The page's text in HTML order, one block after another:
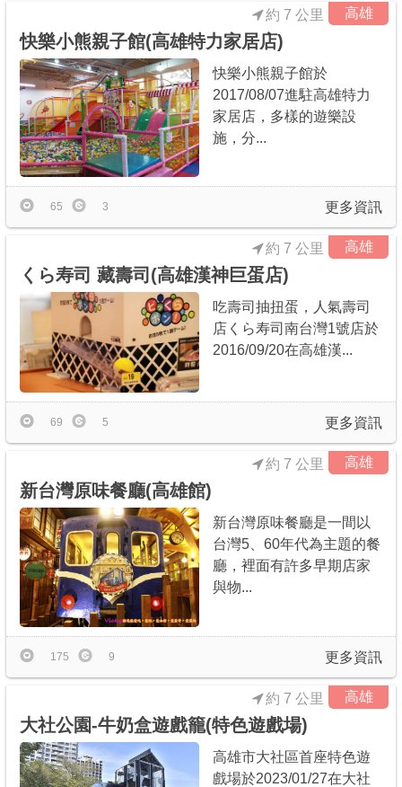
高雄
快樂小熊親子館(高雄特力家居店)
約 7 公里
快樂小熊親子館於
2017/08/07進駐高雄特力
家居店，多樣的遊樂設
施，分...
更多資訊
65 3
高雄
くら寿司 藏壽司(高雄漢神巨蛋店)
約 7 公里
吃壽司抽扭蛋，人氣壽司
店くら寿司南台灣1號店於
2016/09/20在高雄漢...
更多資訊
69 5
高雄
新台灣原味餐廳(高雄館)
約 7 公里
新台灣原味餐廳是一間以
台灣5、60年代為主題的餐
廳，裡面有許多早期店家
與物...
更多資訊
175 9
高雄
大社公園-牛奶盒遊戲籠(特色遊戲場)
約 7 公里
高雄市大社區首座特色遊
戲場於2023/01/27在大社